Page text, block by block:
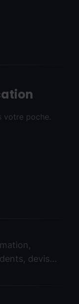
votre poche.
devis...